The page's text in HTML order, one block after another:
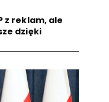
z reklam, ale
dzięki